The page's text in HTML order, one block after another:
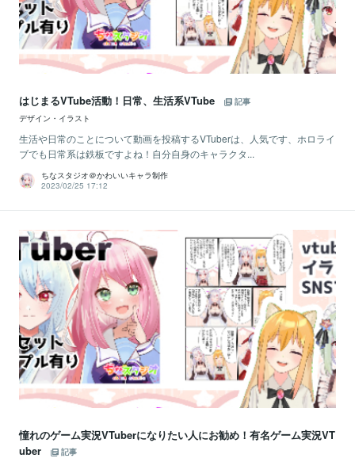
はじまるVTube活動！日常、生活系VTube
記事
デザイン・イラスト
生活や日常のことについて動画を投稿するVTuberは、人気です、ホロライ
ブでも日常系は鉄板ですよね！自分自身のキャラクタ...
ちなスタジオ＠かわいいキャラ制作
2023/02/25 17:12
憧れのゲーム実況VTuberになりたい人にお勧め！有名ゲーム実況VT
uber
記事